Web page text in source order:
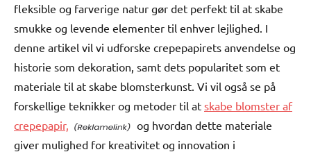
fleksible og farverige natur gør det perfekt til at skabe
smukke og levende elementer til enhver lejlighed. I
denne artikel vil vi udforske crepepapirets anvendelse og
historie som dekoration, samt dets popularitet som et
materiale til at skabe blomsterkunst. Vi vil også se på
forskellige teknikker og metoder til at skabe blomster af
crepepapir,
og hvordan dette materiale
giver mulighed for kreativitet og innovation i